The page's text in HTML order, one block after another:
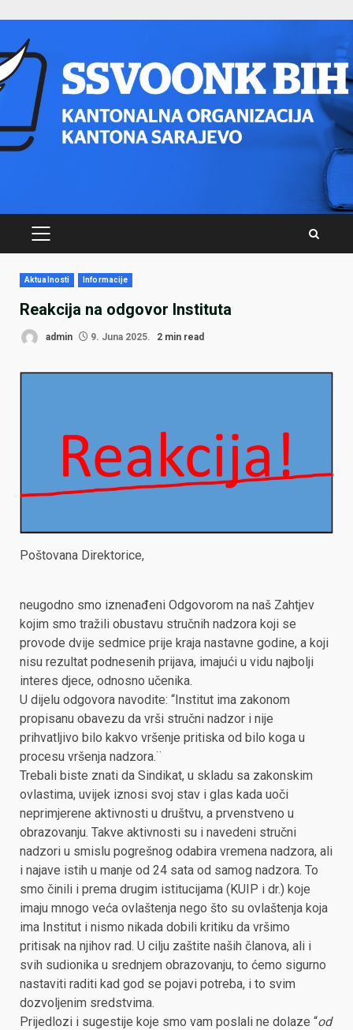
content
PRIMARY
Aktualnosti Informacije
Reakcija na odgovor Instituta
admin 9. Juna 2025. 2 min read
Poštovana Direktorice,
neugodno smo iznenađeni Odgovorom na naš Zahtjev
kojim smo tražili obustavu stručnih nadzora koji se
provode dvije sedmice prije kraja nastavne godine, a koji
nisu rezultat podnesenih prijava, imajući u vidu najbolji
interes djece, odnosno učenika.
U dijelu odgovora navodite: “Institut ima zakonom
propisanu obavezu da vrši stručni nadzor i nije
prihvatljivo bilo kakvo vršenje pritiska od bilo koga u
procesu vršenja nadzora.¨
Trebali biste znati da Sindikat, u skladu sa zakonskim
ovlastima, uvijek iznosi svoj stav i glas kada uoči
neprimjerene aktivnosti u društvu, a prvenstveno u
obrazovanju. Takve aktivnosti su i navedeni stručni
nadzori u smislu pogrešnog odabira vremena nadzora, ali
i najave istih u manje od 24 sata od samog nadzora. To
smo činili i prema drugim istitucijama (KUIP i dr.) koje
imaju mnogo veća ovlaštenja nego što su ovlaštenja koja
ima Institut i nismo nikada dobili kritiku da vršimo
pritisak na njihov rad. U cilju zaštite naših članova, ali i
svih sudionika u srednjem obrazovanju, to ćemo sigurno
nastaviti raditi kad god se pojavi potreba, i to svim
dozvoljenim sredstvima.
Prijedlozi i sugestije koje smo vam poslali ne dolaze “od